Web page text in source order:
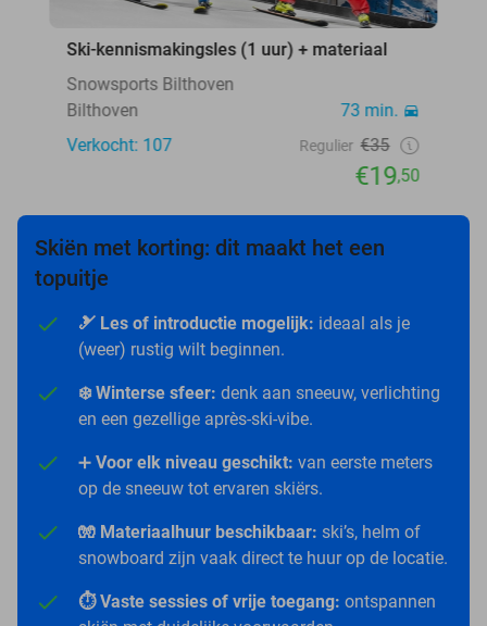
Ski-kennismakingsles (1 uur) + materiaal
Snowsports Bilthoven
Bilthoven
73 min.
Verkocht: 107
Regulier €35
€19,50
Skiën met korting: dit maakt het een
topuitje
🎿 Les of introductie mogelijk: ideaal als je
(weer) rustig wilt beginnen.
❄️ Winterse sfeer: denk aan sneeuw, verlichting
en een gezellige après-ski-vibe.
➕ Voor elk niveau geschikt: van eerste meters
op de sneeuw tot ervaren skiërs.
🧤 Materiaalhuur beschikbaar: ski’s, helm of
snowboard zijn vaak direct te huur op de locatie.
⏱️ Vaste sessies of vrije toegang: ontspannen